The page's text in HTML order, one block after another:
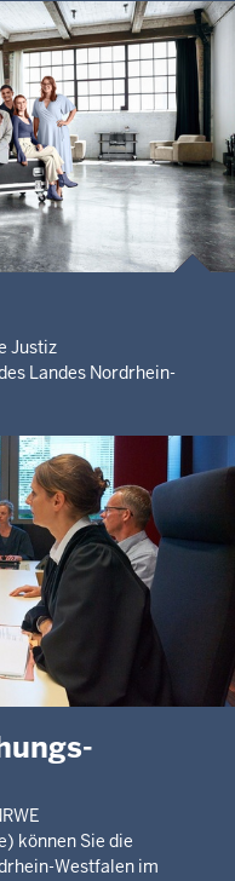
Justiz
Landes Nordrhein-
können Sie die
Westfalen im